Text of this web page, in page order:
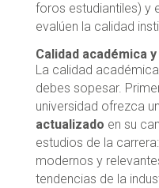
foros estudiantiles) y
evalúen la calidad
Calidad académica
La calidad
debes sopesar.
universidad ofrezca
actualizado en su
estudios de la
modernos y
tendencias de la